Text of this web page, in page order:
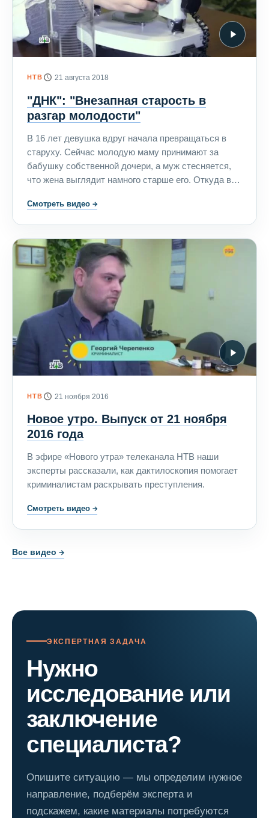
НТВ 21 августа 2018
"ДНК": "Внезапная старость в
разгар молодости"
В 16 лет девушка вдруг начала превращаться в
старуху. Сейчас молодую маму принимают за
бабушку собственной дочери, а муж стесняется,
что жена выглядит намного старше его. Откуда в
и перешла ли болезнь от стареющей мамы к
Смотреть видео →
НТВ 21 ноября 2016
Новое утро. Выпуск от 21 ноября
2016 года
В эфире «Нового утра» телеканала НТВ наши
эксперты рассказали, как дактилоскопия помогает
криминалистам раскрывать преступления.
Смотреть видео →
Все видео →
ЭКСПЕРТНАЯ ЗАДАЧА
Нужно
исследование или
заключение
специалиста?
Опишите ситуацию — мы определим нужное
направление, подберём эксперта и
подскажем, какие материалы потребуются